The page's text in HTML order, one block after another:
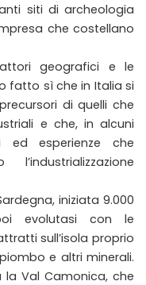
siti di archeologia
che costellano
geografici e le
fatto sì che in Italia si
di quelli che
e che, in alcuni
ed esperienze che
iniziata 9.000
evolutasi con le
sull’isola proprio
e altri minerali.
Val Camonica, che